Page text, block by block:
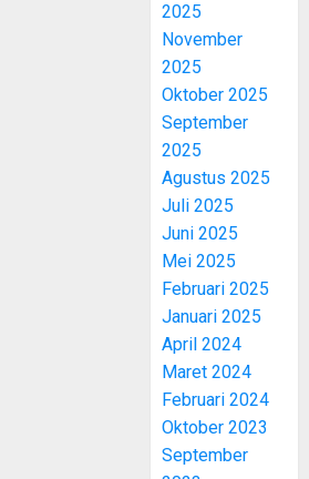
2025
November
2025
Oktober 2025
September
2025
Agustus 2025
Juli 2025
Juni 2025
Mei 2025
Februari 2025
Januari 2025
April 2024
Maret 2024
Februari 2024
Oktober 2023
September